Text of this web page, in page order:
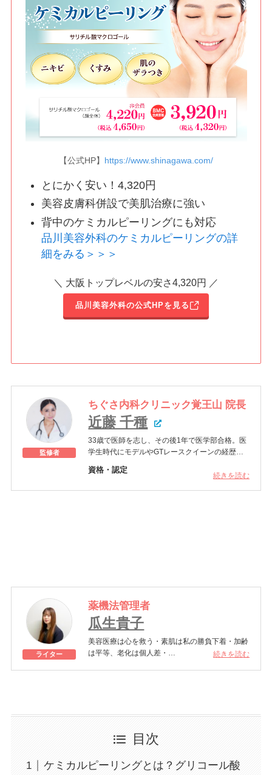
【公式HP】 https://www.shinagawa.com/
とにかく安い！4,320円
美容皮膚科併設で美肌治療に強い
背中のケミカルピーリングにも対応
品川美容外科のケミカルピーリングの詳
細をみる＞＞＞
＼ 大阪トップレベルの安さ4,320円 ／
品川美容外科の公式HPを見る
監修者
ちぐさ内科クリニック覚王山 院長
近藤 千種
33歳で医師を志し、その後1年で医学部合格。医
学生時代にモデルやGTレースクイーンの経歴を
持ち、各メディアで大人気のアラフィフ美魔女
医。現在はちぐさ内科クリニック覚王山の院長と
資格・認定
続きを読む
ライター
薬機法管理者
瓜生貴子
美容医療は心を救う・素肌は私の勝負下着・加齢
は平等、老化は個人差・
タ注射、いぼ除去、医療脱毛など
続きを読む
目次
ケミカルピーリングとは？グリコール酸